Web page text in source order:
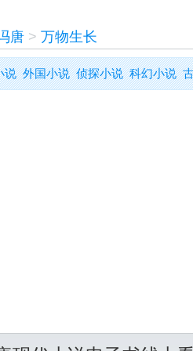
唐> 万物生长
说 外国小说 侦探小说 科幻小说